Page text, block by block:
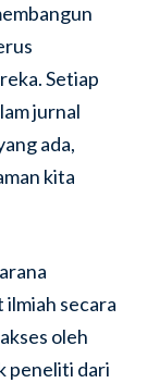
Setiap
jurnal
ada,
kita
secara
oleh
peneliti dari